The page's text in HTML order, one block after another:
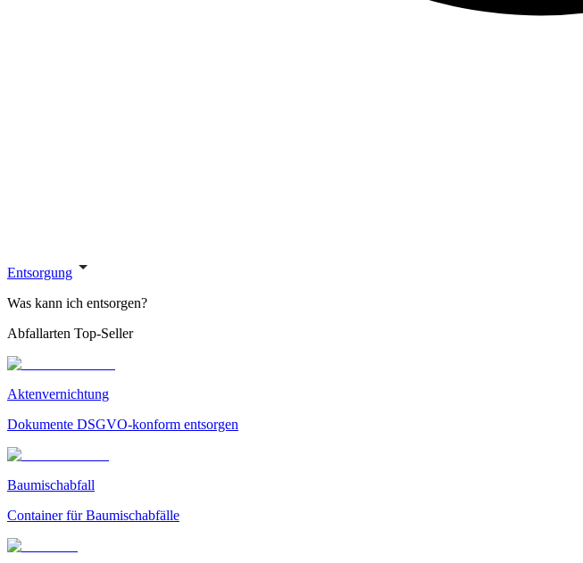
Entsorgung
Was kann ich entsorgen?
Abfallarten Top-Seller
Aktenvernichtung
Dokumente DSGVO-konform entsorgen
Baumischabfall
Container für Baumischabfälle